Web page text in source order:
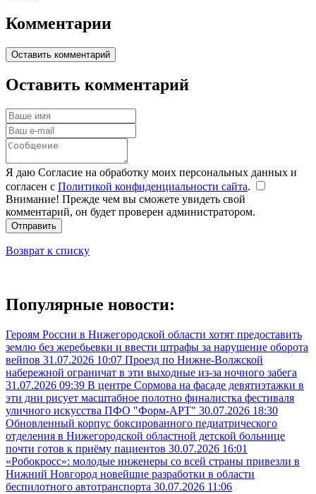
Комментарии
Оставить комментарий
Оставить комментарий
Я даю Согласие на обработку моих персональных данных и
согласен с Политикой конфиденциальности сайта.
Внимание! Прежде чем вы сможете увидеть свой
комментарий, он будет проверен администратором.
Отправить
Возврат к списку
Популярные новости:
Героям России в Нижегородской области хотят предоставить
землю без жеребьевки и ввести штрафы за нарушение оборота
вейпов 31.07.2026 10:07 Проезд по Нижне-Волжской
набережной ограничат в эти выходные из-за ночного забега
31.07.2026 09:39 В центре Сормова на фасаде девятиэтажки в
эти дни рисует масштабное полотно финалистка фестиваля
уличного искусства ПФО "Форм-АРТ" 30.07.2026 18:30
Обновленный корпус боксированного педиатрического
отделения в Нижегородской областной детской больнице
почти готов к приёму пациентов 30.07.2026 16:01
«Робокросс»: молодые инженеры со всей страны привезли в
Нижний Новгород новейшие разработки в области
беспилотного автотранспорта 30.07.2026 11:06